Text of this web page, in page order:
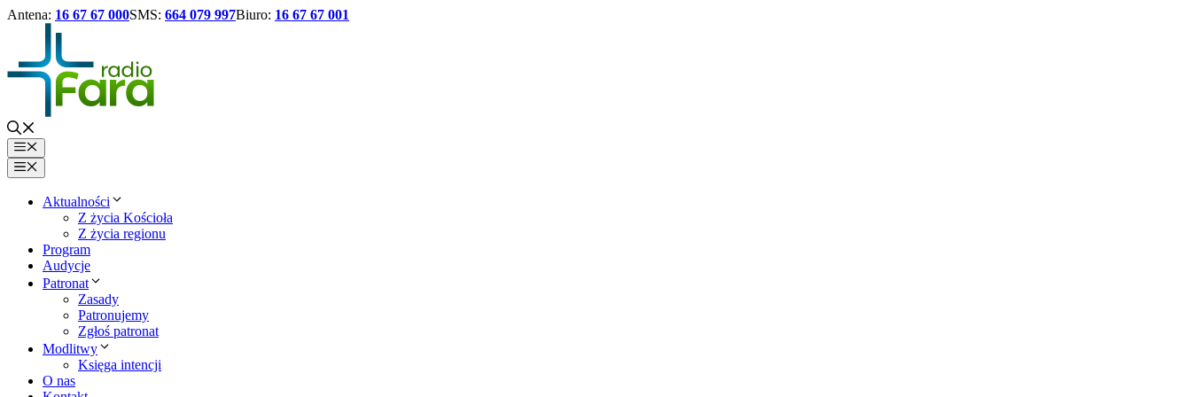
Antena: 16 67 67 000SMS: 664 079 997Biuro: 16 67 67 001
treści
Menu
Menu
Aktualności
Z życia Kościoła
Z życia regionu
Program
Audycje
Patronat
Zasady
Patronujemy
Zgłoś patronat
Modlitwy
Księga intencji
O nas